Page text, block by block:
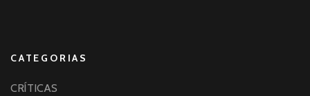
CATEGORIAS
CRÍTICAS